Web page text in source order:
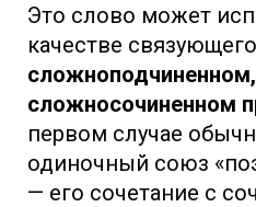
Это слово может
качестве
сложносочиненном
первом случае
одиночный союз
— его сочетание с